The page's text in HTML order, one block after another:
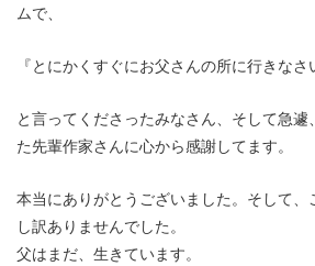
ムで、
『とにかくすぐにお父さんの所に行きなさ
と言ってくださったみなさん、そして急
た先輩作家さんに心から感謝してます。
本当にありがとうございました。そして、
し訳ありませんでした。
父はまだ、生きています。